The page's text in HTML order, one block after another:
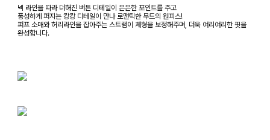
넥 라인을 따라 더해진 버튼 디테일이 은은한 포인트를 주고
풍성하게 퍼지는 캉캉 디테일이 만나 로맨틱한 무드의 원피스!
퍼프 소매와 허리라인을 잡아주는 스트램이 체형을 보정해주며, 더욱 여리여리한 핏을
완성합니다.